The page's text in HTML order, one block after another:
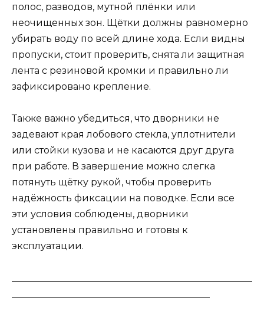
полос, разводов, мутной плёнки или
неочищенных зон. Щётки должны равномерно
убирать воду по всей длине хода. Если видны
пропуски, стоит проверить, снята ли защитная
лента с резиновой кромки и правильно ли
зафиксировано крепление.
Также важно убедиться, что дворники не
задевают края лобового стекла, уплотнители
или стойки кузова и не касаются друг друга
при работе. В завершение можно слегка
потянуть щётку рукой, чтобы проверить
надёжность фиксации на поводке. Если все
эти условия соблюдены, дворники
установлены правильно и готовы к
эксплуатации.